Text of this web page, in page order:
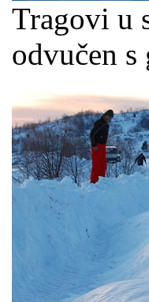
Tragovi u
odvučen